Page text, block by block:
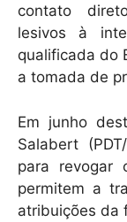
contato
lesivos à
qualificada do
a tomada de
Em junho
Salabert
para revogar
permitem a
atribuições da